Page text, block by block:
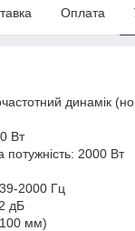
Оплата
динамік
Вт
потужність: 2000 Вт
2000 Гц
дБ
мм)